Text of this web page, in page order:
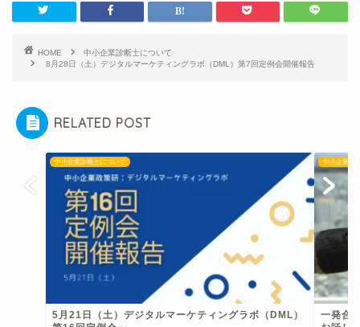
HOME
中小企業診断士について
8月28日（土）デジタルマーケティングラボ（DML）第7回定例会開催報告
RELATED POST
中小企業診断士について
5月21日（土）デジタルマーケティングラボ（DML）
中小企業診
一発合